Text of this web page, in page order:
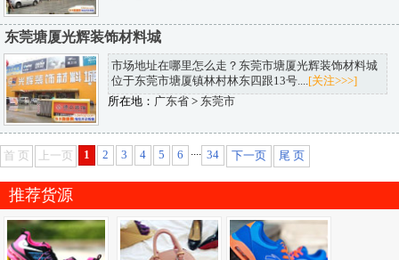
东莞塘厦光辉装饰材料城
市场地址在哪里怎么走？东莞市塘厦光辉装饰材料城
位于东莞市塘厦镇林村林东四跟13号....[关注>>>]
所在地： 广东省> 东莞市
首 页 上一页 1 2 3 4 5 6 .... 34 下一页 尾 页
推荐货源